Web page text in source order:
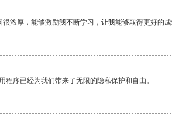
浓厚，能够激励我不断学习，让我能够取得更好的成
程序已经为我们带来了无限的隐私保护和自由。